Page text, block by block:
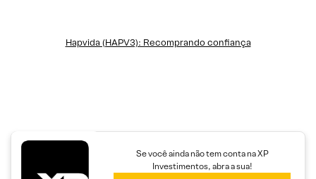
Hapvida (HAPV3): Recomprando confiança
Se você ainda não tem conta na XP
Investimentos, abra a sua!